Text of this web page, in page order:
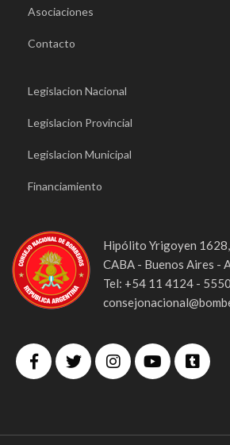
Asociaciones
Contacto
Legislacion Nacional
Legislacion Provincial
Legislacion Municipal
Financiamiento
Hipólito Yrigoyen 1628,
CABA - Buenos Aires -
Tel: +54 11 4124 - 5550